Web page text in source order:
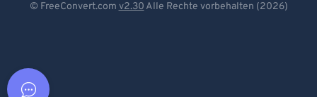
© FreeConvert.com v2.30 Alle Rechte vorbehalten (2026)